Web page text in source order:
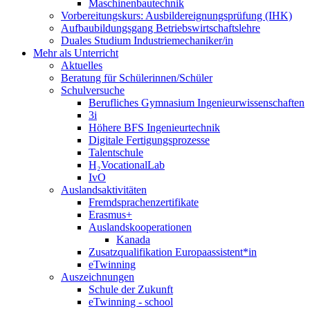
Maschinenbautechnik
Vorbereitungskurs: Ausbildereignungsprüfung (IHK)
Aufbaubildungsgang Betriebswirtschaftslehre
Duales Studium Industriemechaniker/in
Mehr als Unterricht
Aktuelles
Beratung für Schülerinnen/Schüler
Schulversuche
Berufliches Gymnasium Ingenieurwissenschaften
3i
Höhere BFS Ingenieurtechnik
Digitale Fertigungsprozesse
Talentschule
H₂VocationalLab
IvO
Auslandsaktivitäten
Fremdsprachenzertifikate
Erasmus+
Auslandskooperationen
Kanada
Zusatzqualifikation Europaassistent*in
eTwinning
Auszeichnungen
Schule der Zukunft
eTwinning - school